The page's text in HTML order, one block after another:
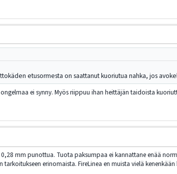
etusormesta on saattanut kuoriutua nahka, jos
ei synny. Myös riippuu ihan heittäjän taidoista
mm punottua. Tuota paksumpaa ei kannattane enää
erinomaista. FireLinea en muista vielä kenenkään